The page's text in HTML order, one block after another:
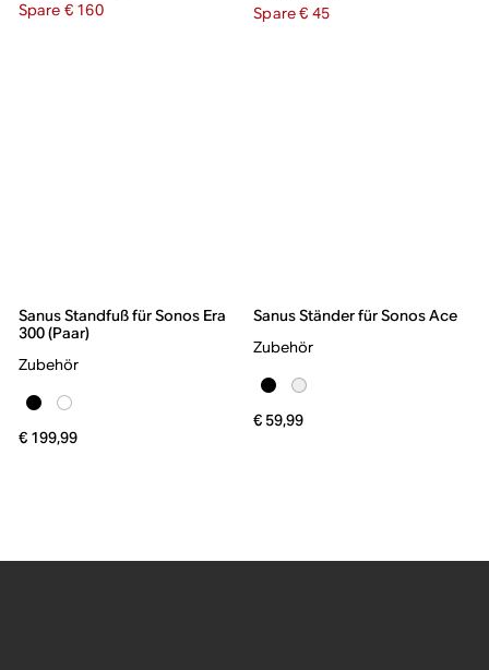
Spare € 160
Spare € 45
Sanus Standfuß für Sonos Era
300 (Paar)
Zubehör
€ 199,99
Sanus Ständer für Sonos Ace
Zubehör
€ 59,99